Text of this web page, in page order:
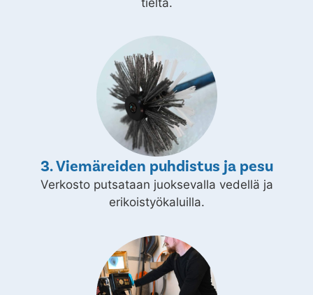
3. Viemäreiden puhdistus ja pesu
Verkosto putsataan juoksevalla vedellä ja
erikoistyökaluilla.